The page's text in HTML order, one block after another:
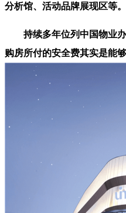
分析馆、活动品牌展现区等。
持续多年位列中国物业办
购房所付的安全费其实是能